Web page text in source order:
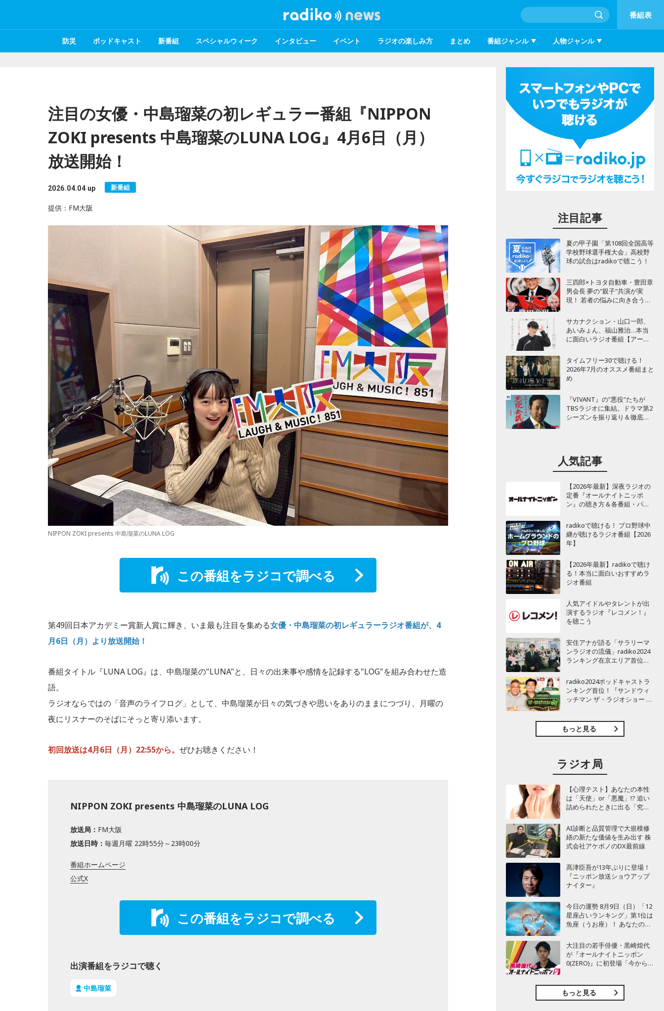
番組表
防災 ポッドキャスト 新番組 スペシャルウィーク インタビュー イベント ラジオの楽しみ方 まとめ 番組ジャンル 人物ジャンル
注目の女優・中島瑠菜の初レギュラー番組『NIPPON
ZOKI presents 中島瑠菜のLUNA LOG』4月6日（月）
放送開始！
2026.04.04 up 新番組
提供：FM大阪
NIPPON ZOKI presents 中島瑠菜のLUNA LOG
この番組をラジコで調べる
第49回日本アカデミー賞新人賞に輝き、いま最も注目を集める女優・中島瑠菜の初レギュラーラジオ番組が、4
月6日（月）より放送開始！
番組タイトル『LUNA LOG』は、中島瑠菜の"LUNA"と、日々の出来事や感情を記録する"LOG"を組み合わせた造
語。
ラジオならではの「音声のライフログ」として、中島瑠菜が日々の気づきや思いをありのままにつづり、月曜の
夜にリスナーのそばにそっと寄り添います。
初回放送は4月6日（月）22:55から。 ぜひお聴きください！
NIPPON ZOKI presents 中島瑠菜のLUNA LOG
放送局： FM大阪
放送日時： 毎週月曜 22時55分～23時00分
番組ホームページ
公式X
この番組をラジコで調べる
出演番組をラジコで聴く
中島瑠菜
注目記事
夏の甲子園「第108回全国高等
学校野球選手権大会」高校野
球の試合はradikoで聴こう！
三四郎×トヨタ自動車・豊田章
男会長 夢の"親子"共演が実
現！ 若者の悩みに向き合うポ
サカナクション・山口一郎、
あいみょん、福山雅治…本当
に面白いラジオ番組【アーテ
タイムフリー30で聴ける！
2026年7月のオススメ番組まと
め
『VIVANT』の"悪役"たちが
TBSラジオに集結。ドラマ第2
シーズンを振り返り＆徹底考
人気記事
【2026年最新】深夜ラジオの
定番『オールナイトニッポ
ン』の聴き方＆各番組・パー
radikoで聴ける！ プロ野球中
継が聴けるラジオ番組【2026
年】
【2026年最新】radikoで聴け
る！本当に面白いおすすめラ
ジオ番組
人気アイドルやタレントが出
演するラジオ『レコメン！』
を聴こう
安住アナが語る「サラリーマ
ンラジオの流儀」radiko2024
ランキング在京エリア首位
曜天国』インタビュー
radiko2024ポッドキャストラ
ンキング首位！『サンドウィ
ッチマン ザ・ラジオショー サ
もっと見る
ラジオ局
【心理テスト】あなたの本性
は「天使」or「悪魔」!? 追い
詰められたときに出る「究極
AI診断と品質管理で大規模修
繕の新たな価値を生み出す 株
式会社アケボノのDX最前線
髙津臣吾が13年ぶりに登場！
『ニッポン放送ショウアップ
ナイター』
今日の運勢 8月9日（日）「12
星座占いランキング」第1位は
魚座（うお座）！ あなたの星
大注目の若手俳優・黒崎煌代
が『オールナイトニッポン
0(ZERO)』に初登場「今からと
もっと見る